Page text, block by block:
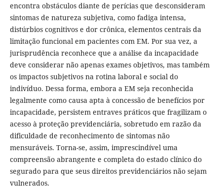
encontra obstáculos diante de perícias que desconsideram
sintomas de natureza subjetiva, como fadiga intensa,
distúrbios cognitivos e dor crônica, elementos centrais da
limitação funcional em pacientes com EM. Por sua vez, a
jurisprudência reconhece que a análise da incapacidade
deve considerar não apenas exames objetivos, mas também
os impactos subjetivos na rotina laboral e social do
indivíduo. Dessa forma, embora a EM seja reconhecida
legalmente como causa apta à concessão de benefícios por
incapacidade, persistem entraves práticos que fragilizam o
acesso à proteção previdenciária, sobretudo em razão da
dificuldade de reconhecimento de sintomas não
mensuráveis. Torna-se, assim, imprescindível uma
compreensão abrangente e completa do estado clínico do
segurado para que seus direitos previdenciários não sejam
vulnerados.